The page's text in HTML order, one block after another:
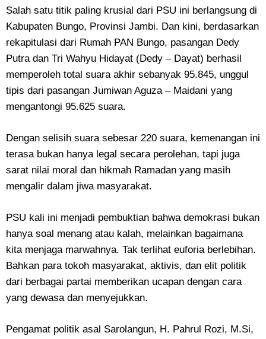
Salah satu titik paling krusial dari PSU ini berlangsung di
Kabupaten Bungo, Provinsi Jambi. Dan kini, berdasarkan
rekapitulasi dari Rumah PAN Bungo, pasangan Dedy
Putra dan Tri Wahyu Hidayat (Dedy – Dayat) berhasil
memperoleh total suara akhir sebanyak 95.845, unggul
tipis dari pasangan Jumiwan Aguza – Maidani yang
mengantongi 95.625 suara.
Dengan selisih suara sebesar 220 suara, kemenangan ini
terasa bukan hanya legal secara perolehan, tapi juga
sarat nilai moral dan hikmah Ramadan yang masih
mengalir dalam jiwa masyarakat.
PSU kali ini menjadi pembuktian bahwa demokrasi bukan
hanya soal menang atau kalah, melainkan bagaimana
kita menjaga marwahnya. Tak terlihat euforia berlebihan.
Bahkan para tokoh masyarakat, aktivis, dan elit politik
dari berbagai partai memberikan ucapan dengan cara
yang dewasa dan menyejukkan.
Pengamat politik asal Sarolangun, H. Pahrul Rozi, M.Si,